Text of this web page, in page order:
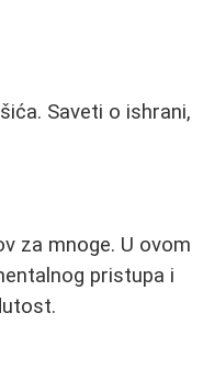
Saveti o ishrani,
za mnoge. U ovom
pristupa i